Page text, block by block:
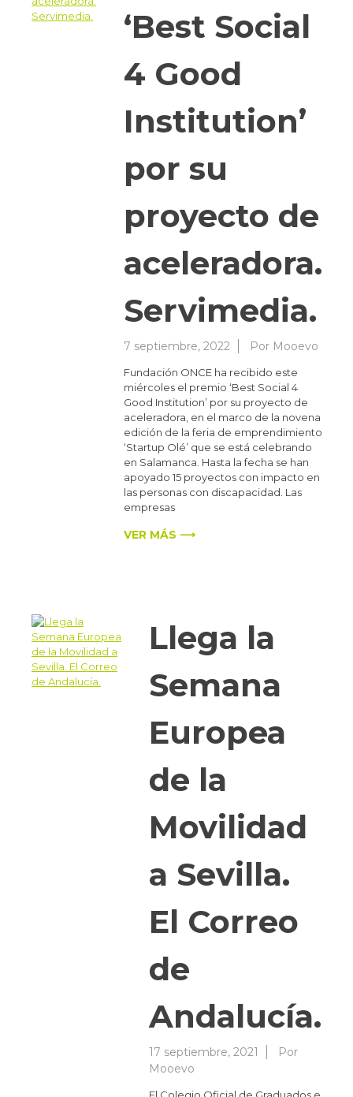
‘Best Social
4 Good
Institution’
por su
proyecto de
aceleradora.
Servimedia.
7 septiembre, 2022 Por Mooevo
Fundación ONCE ha recibido este
miércoles el premio ‘Best Social 4
Good Institution’ por su proyecto de
aceleradora, en el marco de la novena
edición de la feria de emprendimiento
‘Startup Olé’ que se está celebrando
en Salamanca. Hasta la fecha se han
apoyado 15 proyectos con impacto en
las personas con discapacidad. Las
empresas
VER MÁS ⟶
Llega la
Semana
Europea
de la
Movilidad
a Sevilla.
El Correo
de
Andalucía.
17 septiembre, 2021
Por
Mooevo
El Colegio Oficial de Graduados e